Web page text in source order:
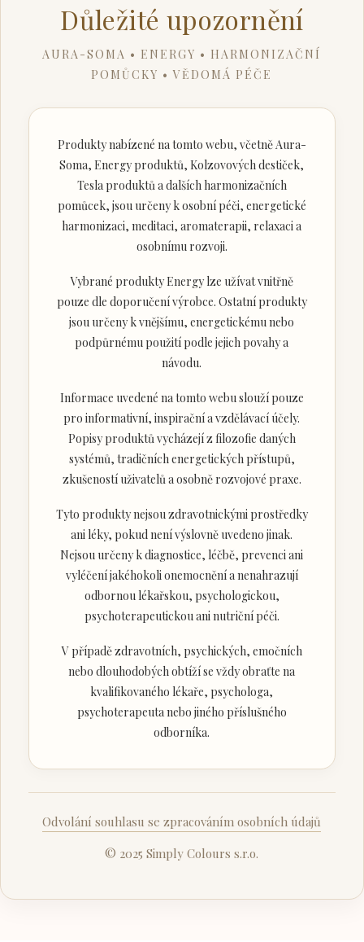
Důležité upozornění
AURA-SOMA • ENERGY • HARMONIZAČNÍ
POMŮCKY • VĚDOMÁ PÉČE
Produkty nabízené na tomto webu, včetně Aura-
Soma, Energy produktů, Kolzovových destiček,
Tesla produktů a dalších harmonizačních
pomůcek, jsou určeny k osobní péči, energetické
harmonizaci, meditaci, aromaterapii, relaxaci a
osobnímu rozvoji.
Vybrané produkty Energy lze užívat vnitřně
pouze dle doporučení výrobce. Ostatní produkty
jsou určeny k vnějšímu, energetickému nebo
podpůrnému použití podle jejich povahy a
návodu.
Informace uvedené na tomto webu slouží pouze
pro informativní, inspirační a vzdělávací účely.
Popisy produktů vycházejí z filozofie daných
systémů, tradičních energetických přístupů,
zkušeností uživatelů a osobně rozvojové praxe.
Tyto produkty nejsou zdravotnickými prostředky
ani léky, pokud není výslovně uvedeno jinak.
Nejsou určeny k diagnostice, léčbě, prevenci ani
vyléčení jakéhokoli onemocnění a nenahrazují
odbornou lékařskou, psychologickou,
psychoterapeutickou ani nutriční péči.
V případě zdravotních, psychických, emočních
nebo dlouhodobých obtíží se vždy obraťte na
kvalifikovaného lékaře, psychologa,
psychoterapeuta nebo jiného příslušného
odborníka.
Odvolání souhlasu se zpracováním osobních údajů
© 2025 Simply Colours s.r.o.